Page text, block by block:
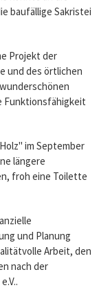
konnte an die
baufällige Sakristei
Projekt der
und des örtlichen
im September
längere
froh eine Toilette
und Planung
Arbeit, den
nach der